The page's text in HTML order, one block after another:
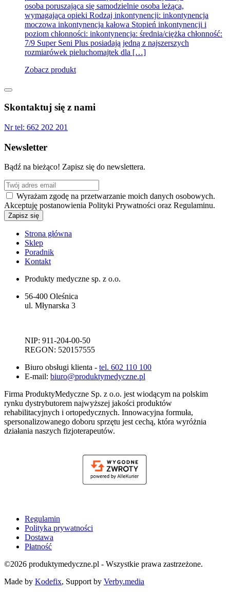
osoba poruszająca się samodzielnie osoba leżąca,
wymagająca opieki Rodzaj inkontynencji: inkontynencja
moczowa inkontynencja kałowa Stopień inkontynencji i
poziom chłonności: inkontynencja: średnia/ciężka chłonność:
7/9 Super Seni Plus posiadają jedną z najszerszych
rozmiarówek pieluchomajtek dla […]
Zobacz produkt
Skontaktuj się z nami
Nr tel: 662 202 201
Newsletter
Bądź na bieżąco! Zapisz się do newslettera.
Wyrażam zgodę na przetwarzanie moich danych osobowych.
Akceptuję postanowienia Polityki Prywatności oraz Regulaminu.
Strona główna
Sklep
Poradnik
Kontakt
Produkty medyczne sp. z o.o.
56-400 Oleśnica
ul. Młynarska 3
NIP: 911-204-00-50
REGON: 520157555
Biuro obsługi klienta - tel. 602 110 100
E-mail: biuro@produktymedyczne.pl
Firma ProduktyMedyczne Sp. z o.o. jest wiodącym na polskim
rynku dystrybutorem najwyższej jakości produktów
rehabilitacyjnych i ortopedycznych. Innowacyjna formuła,
spersonalizowanego doboru sprzętu jest cechą, która wyróżnia
działania naszych fizjoterapeutów.
Regulamin
Polityka prywatności
Dostawa
Płatność
©2026 produktymedyczne.pl - Wszystkie prawa zastrzeżone.
Made by Kodefix, Support by Verby.media